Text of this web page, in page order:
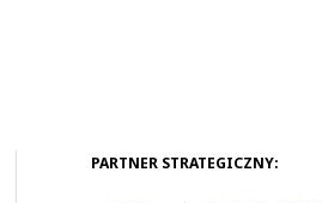
PARTNER STRATEGICZNY: